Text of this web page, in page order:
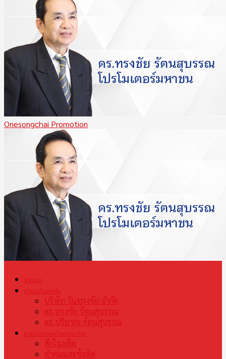
Onesongchai Promotion
หน้าแรก
ตำนานวันทรงชัย
บริษัท วันทรงชัย จำกัด
ดร.ทรงชัย รัตนสุบรรณ
ดร.ปริยากร รัตนสุบรรณ
มวยไทย มรดกไทย มรดกโลก
ศึกในอดีต
คำคมและข้อคิด